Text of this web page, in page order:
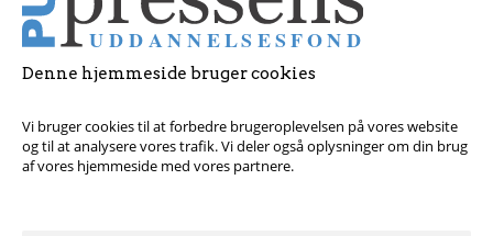
Denne hjemmeside bruger cookies
Vi bruger cookies til at forbedre brugeroplevelsen på vores website
og til at analysere vores trafik. Vi deler også oplysninger om din brug
af vores hjemmeside med vores partnere.
© 2017 Pressens Uddannelsesfond, Rådhuspladsen 16, 4. sal, 1550